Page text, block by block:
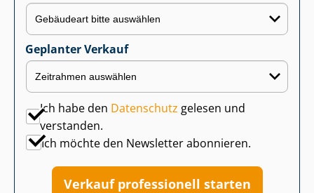
Geplanter Verkauf
Ich habe den Datenschutz gelesen und
verstanden.
Ich möchte den Newsletter abonnieren.
Verkauf professionell starten